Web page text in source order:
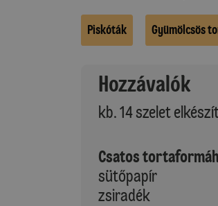
Piskóták Gyümölcsös
Hozzávalók
kb. 14 szelet
Csatos
sütőpapír
zsiradék